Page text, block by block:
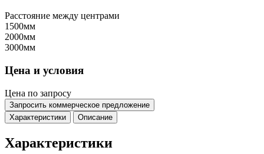
Расстояние между центрами
1500мм
2000мм
3000мм
Цена и условия
Цена по запросу
Запросить коммерческое предложение
Характеристики
Описание
Характеристики